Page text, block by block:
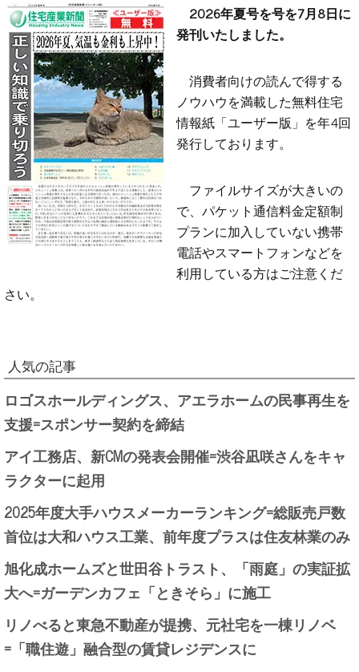
2026年夏号を号を7月8日に
発刊いたしました。
消費者向けの読んで得する
ノウハウを満載した無料住宅
情報紙「ユーザー版」を年4回
発行しております。
ファイルサイズが大きいの
で、パケット通信料金定額制
プランに加入していない携帯
電話やスマートフォンなどを
利用している方はご注意くだ
さい。
人気の記事
ロゴスホールディングス、アエラホームの民事再生を
支援=スポンサー契約を締結
アイ工務店、新CMの発表会開催=渋谷凪咲さんをキャ
ラクターに起用
2025年度大手ハウスメーカーランキング=総販売戸数
首位は大和ハウス工業、前年度プラスは住友林業のみ
旭化成ホームズと世田谷トラスト、「雨庭」の実証拡
大へ=ガーデンカフェ「ときそら」に施工
リノべると東急不動産が提携、元社宅を一棟リノベ
=「職住遊」融合型の賃貸レジデンスに